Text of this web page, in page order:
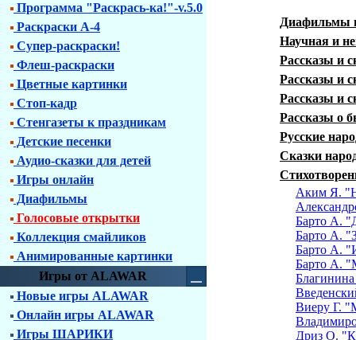
Программа "Раскрась-ка!"-v.5.0
Раскраски А-4
Супер-раскраски!
Флеш-раскраски
Цветные картинки
Стоп-кадр
Стенгазеты к праздникам
Детские песенки
Аудио-сказки для детей
Игры онлайн
Диафильмы
Голосовые открытки
Коллекция смайликов
Анимированные картинки
Игры от ALAWAR
Новые игры ALAWAR
Онлайн игры ALAWAR
Игры ШАРИКИ
Диафильмы
Научная и
Рассказы и
Рассказы и
Рассказы и
Рассказы о
Русские
Сказки
Аким Я.
Барто А.
Барто А.
Барто А.
Барто А.
Виеру Г.
Дриз О.